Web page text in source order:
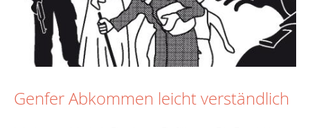
Genfer Abkommen leicht verständlich